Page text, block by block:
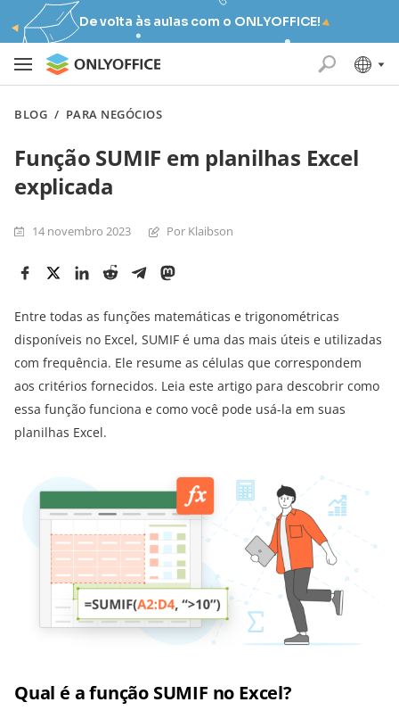
De volta às aulas com o ONLYOFFICE!
BLOG / PARA NEGÓCIOS
Função SUMIF em planilhas Excel
explicada
14 novembro 2023 Por Klaibson
Entre todas as funções matemáticas e trigonométricas
disponíveis no Excel, SUMIF é uma das mais úteis e utilizadas
com frequência. Ele resume as células que correspondem
aos critérios fornecidos. Leia este artigo para descobrir como
essa função funciona e como você pode usá-la em suas
planilhas Excel.
Qual é a função SUMIF no Excel?